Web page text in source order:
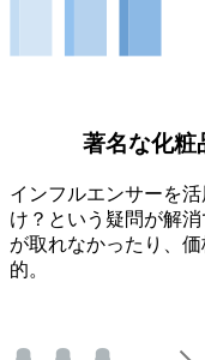
著名な化粧
インフルエンサーを
け？という疑問が解
が取れなかったり、
的。